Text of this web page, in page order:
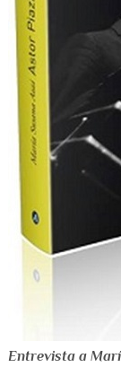
Entrevista a